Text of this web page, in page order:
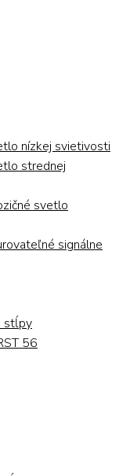
nízkej svietivosti
strednej
svetlo
signálne
stĺpy
56